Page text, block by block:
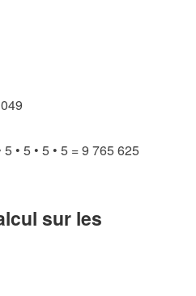
5 • 5 • 5 • 5 = 9 765 625
sur les